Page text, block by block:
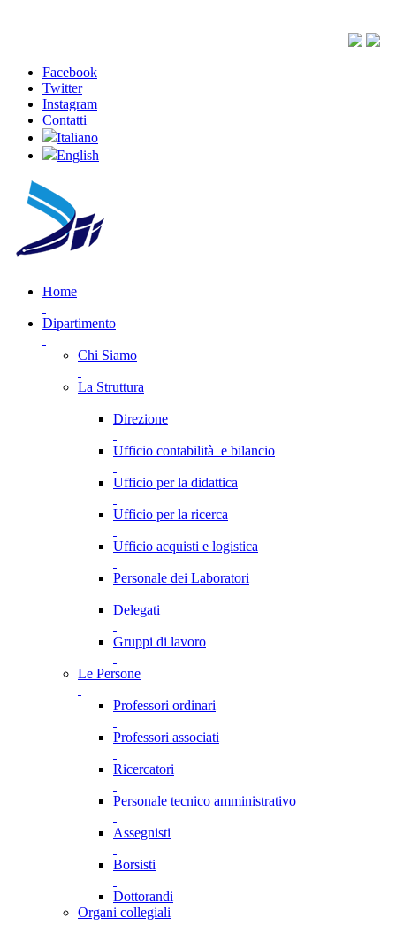
Facebook
Twitter
Instagram
Contatti
Italiano
English
Home
Dipartimento
Chi Siamo
La Struttura
Direzione
Ufficio contabilità e bilancio
Ufficio per la didattica
Ufficio per la ricerca
Ufficio acquisti e logistica
Personale dei Laboratori
Delegati
Gruppi di lavoro
Le Persone
Professori ordinari
Professori associati
Ricercatori
Personale tecnico amministrativo
Assegnisti
Borsisti
Dottorandi
Organi collegiali